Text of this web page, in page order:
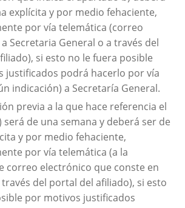
explícita y por medio fehaciente,
por vía telemática (correo
Secretaria General o a través del
si esto no le fuera posible
justificados podrá hacerlo por vía
indicación) a Secretaría General.
previa a la que hace referencia el
de una semana y deberá ser de
y por medio fehaciente,
por vía telemática (a la
correo electrónico que conste en
través del portal del afiliado), si esto
por motivos justificados